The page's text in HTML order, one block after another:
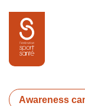
Awareness